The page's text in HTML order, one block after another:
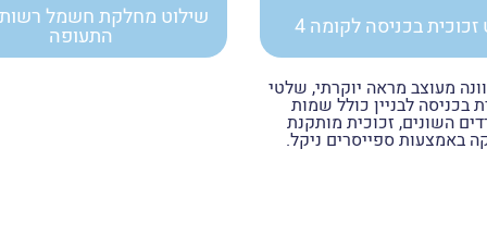
בכניסה לקומה 4
מעוצב מראה יוקרתי, שלטי
בכניסה לבניין כולל שמות
השונים, זכוכית מותקנת
באמצעות ספייסרים ניקל.
שילוט מחלקת חשמל
התעופה